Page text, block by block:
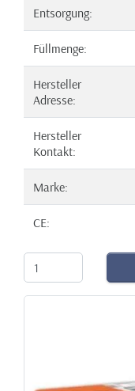
Entsorgung:
Füllmenge:
Hersteller
Adresse:
Hersteller
Kontakt:
Marke:
CE: